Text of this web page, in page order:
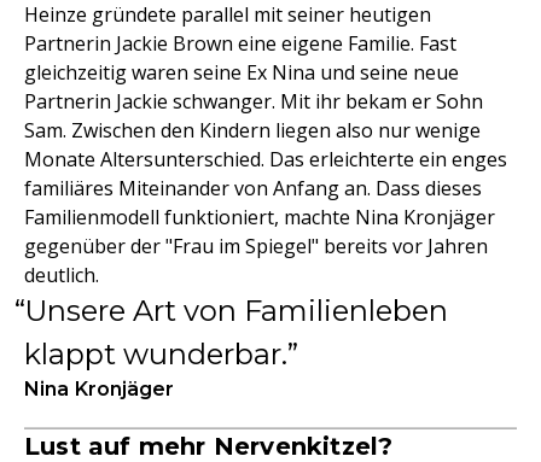
Heinze gründete parallel mit seiner heutigen
Partnerin Jackie Brown eine eigene Familie. Fast
gleichzeitig waren seine Ex Nina und seine neue
Partnerin Jackie schwanger. Mit ihr bekam er Sohn
Sam. Zwischen den Kindern liegen also nur wenige
Monate Altersunterschied. Das erleichterte ein enges
familiäres Miteinander von Anfang an. Dass dieses
Familienmodell funktioniert, machte Nina Kronjäger
gegenüber der "Frau im Spiegel" bereits vor Jahren
deutlich.
Unsere Art von Familienleben
klappt wunderbar.
Nina Kronjäger
Lust auf mehr Nervenkitzel?